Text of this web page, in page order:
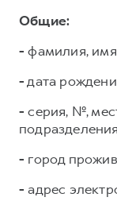
Общие:
- фамилия,
-дата
- серия, №,
- город
- адрес